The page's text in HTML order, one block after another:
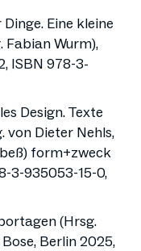
Eine kleine
Fabian Wurm),
ISBN 978-3-
Design. Texte
von Dieter Nehls,
form+zweck
3-935053-15-0,
(Hrsg.
Berlin 2025,